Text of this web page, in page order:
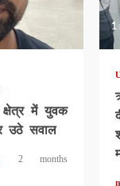
में युवक
उठे सवाल
2 months
1